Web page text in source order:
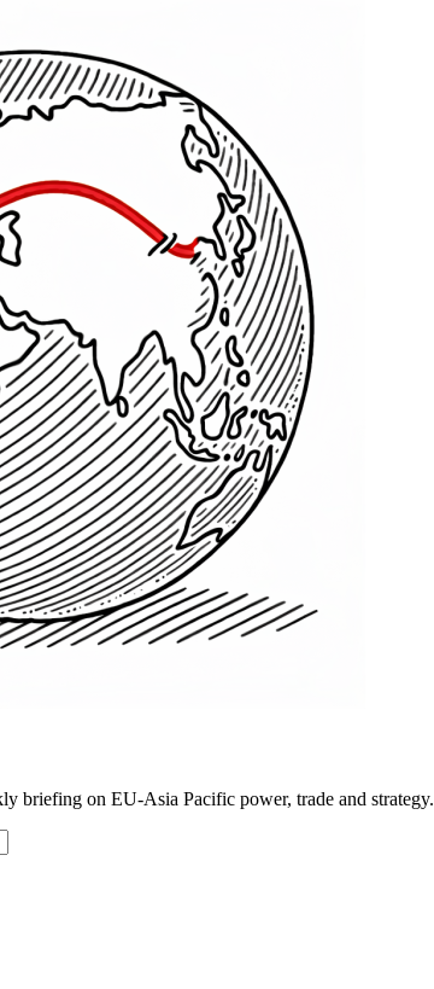
briefing on EU-Asia Pacific power, trade and strategy.